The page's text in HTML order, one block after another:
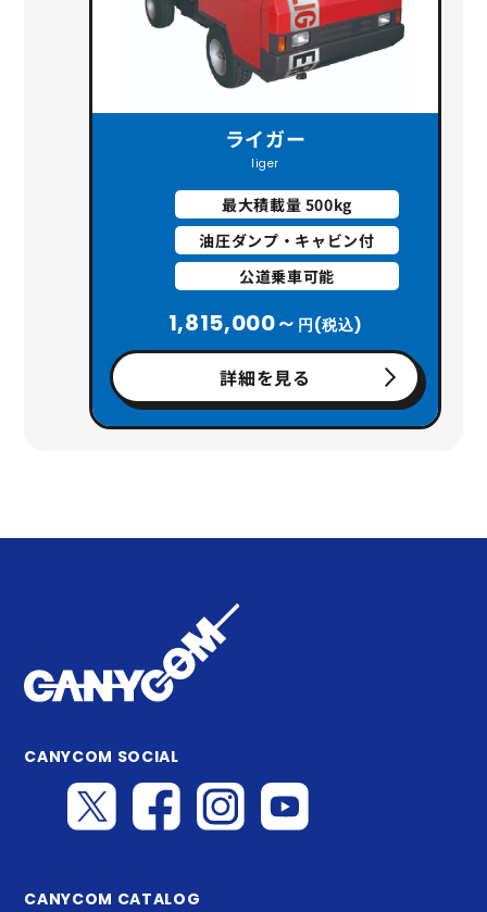
ライガー
liger
最大積載量 500kg
油圧ダンプ・キャビン付
公道乗車可能
1,815,000～ 円(税込)
詳細を見る
CANYCOM SOCIAL
CANYCOM CATALOG